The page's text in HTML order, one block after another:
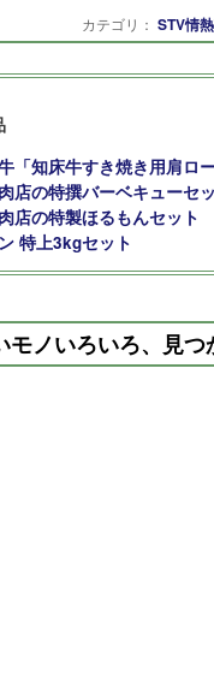
カテゴリ： STV情
「知床牛すき焼き用肩ロー
店の特撰バーベキューセ
店の特製ほるもんセット
特上3kgセット
モノいろいろ、見つ